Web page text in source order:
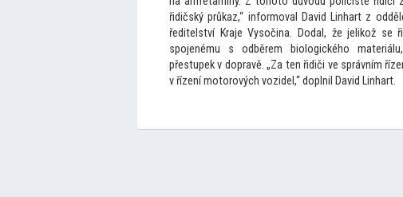
řidičský průkaz,“ informoval David Linhart z
ředitelství Kraje Vysočina. Dodal, že jelikož se
spojenému s odběrem biologického
přestupek v dopravě. „Za ten řidiči ve správním
v řízení motorových vozidel,“ doplnil David Linhart.